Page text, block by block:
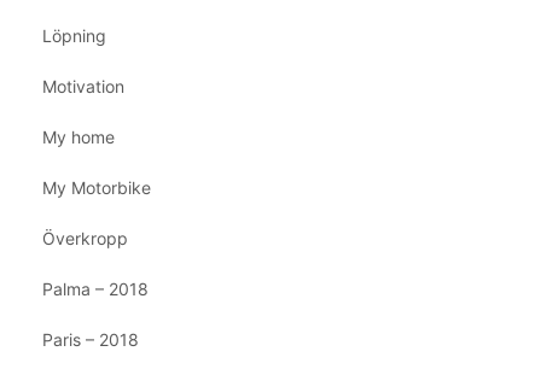
Löpning
Motivation
My home
My Motorbike
Överkropp
Palma – 2018
Paris – 2018